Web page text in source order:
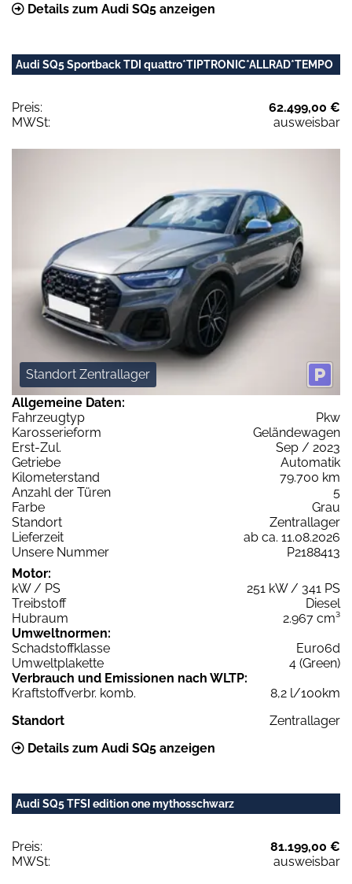
Details zum Audi SQ5 anzeigen
Audi SQ5 Sportback TDI quattro*TIPTRONIC*ALLRAD*TEMPO
Preis:
62.499,00 €
MWSt:
ausweisbar
Standort Zentrallager
Allgemeine Daten:
Fahrzeugtyp
Pkw
Karosserieform
Geländewagen
Erst-Zul.
Sep / 2023
Getriebe
Automatik
Kilometerstand
79.700 km
Anzahl der Türen
5
Farbe
Grau
Standort
Zentrallager
Lieferzeit
ab ca. 11.08.2026
Unsere Nummer
P2188413
Motor:
kW / PS
251 kW / 341 PS
Treibstoff
Diesel
Hubraum
2.967 cm³
Umweltnormen:
Schadstoffklasse
Euro6d
Umweltplakette
4 (Green)
Verbrauch und Emissionen nach WLTP:
Kraftstoffverbr. komb.
8,2 l/100km
Standort
Zentrallager
Details zum Audi SQ5 anzeigen
Audi SQ5 TFSI edition one mythosschwarz
Preis:
81.199,00 €
MWSt:
ausweisbar